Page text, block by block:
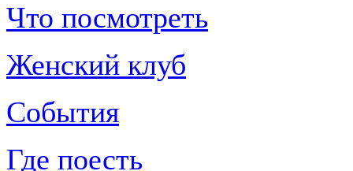
Что посмотреть
Женский клуб
События
Где поесть